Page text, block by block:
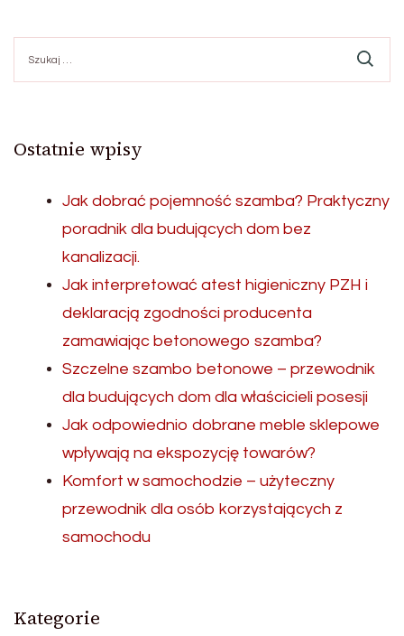
Ostatnie wpisy
Jak dobrać pojemność szamba? Praktyczny
poradnik dla budujących dom bez
kanalizacji.
Jak interpretować atest higieniczny PZH i
deklaracją zgodności producenta
zamawiając betonowego szamba?
Szczelne szambo betonowe – przewodnik
dla budujących dom dla właścicieli posesji
Jak odpowiednio dobrane meble sklepowe
wpływają na ekspozycję towarów?
Komfort w samochodzie – użyteczny
przewodnik dla osób korzystających z
samochodu
Kategorie